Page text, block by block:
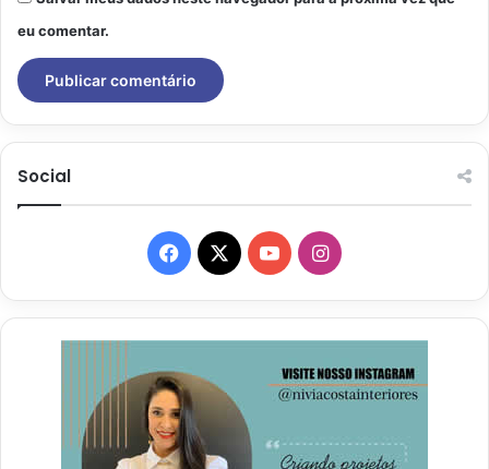
eu comentar.
Social
Facebook
X YouTubeInstagram